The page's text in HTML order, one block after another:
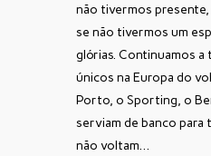
não tivermos
se não tivermos um
glórias. Continuamos
únicos na Europa do
Porto, o Sporting, o
serviam de banco para
não voltam…